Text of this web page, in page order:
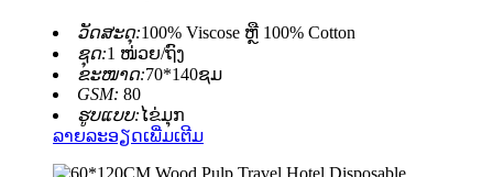
ວັດສະດຸ:100% Viscose ຫຼື 100% Cotton
ຊຸດ:1 ໜ່ວຍ/ຖົງ
ຂະໜາດ:70*140ຊມ
GSM: 80
ຮູບແບບ:ໄຂ່ມຸກ
ລາຍລະອຽດເພີ່ມເຕີມ